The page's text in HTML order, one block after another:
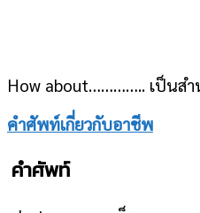
How about………….. เป็นส
คำศัพท์เกี่ยวกับอาชีพ
คำศัพท์